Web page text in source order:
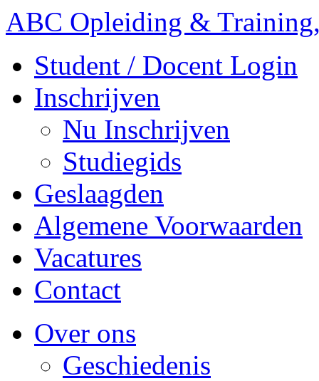
ABC Opleiding &
Student / Docent Login
Inschrijven
Nu Inschrijven
Studiegids
Geslaagden
Algemene Voorwaarden
Vacatures
Contact
Over ons
Geschiedenis